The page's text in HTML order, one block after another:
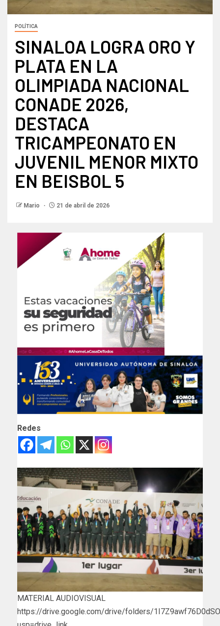
POLÍTICA
SINALOA LOGRA ORO Y
PLATA EN LA
OLIMPIADA NACIONAL
CONADE 2026,
DESTACA
TRICAMPEONATO EN
JUVENIL MENOR MIXTO
EN BEISBOL 5
Mario 21 de abril de 2026
Redes
MATERIAL AUDIOVISUAL
https://drive.google.com/drive/folders/